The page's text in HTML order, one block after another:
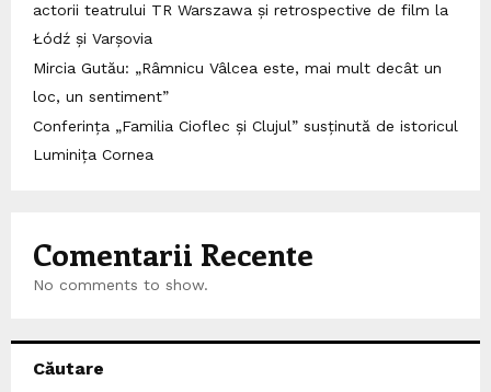
actorii teatrului TR Warszawa și retrospective de film la
Łódź și Varșovia
Mircia Gutău: „Râmnicu Vâlcea este, mai mult decât un
loc, un sentiment”
Conferința „Familia Cioflec și Clujul” susținută de istoricul
Luminița Cornea
Comentarii Recente
No comments to show.
Căutare